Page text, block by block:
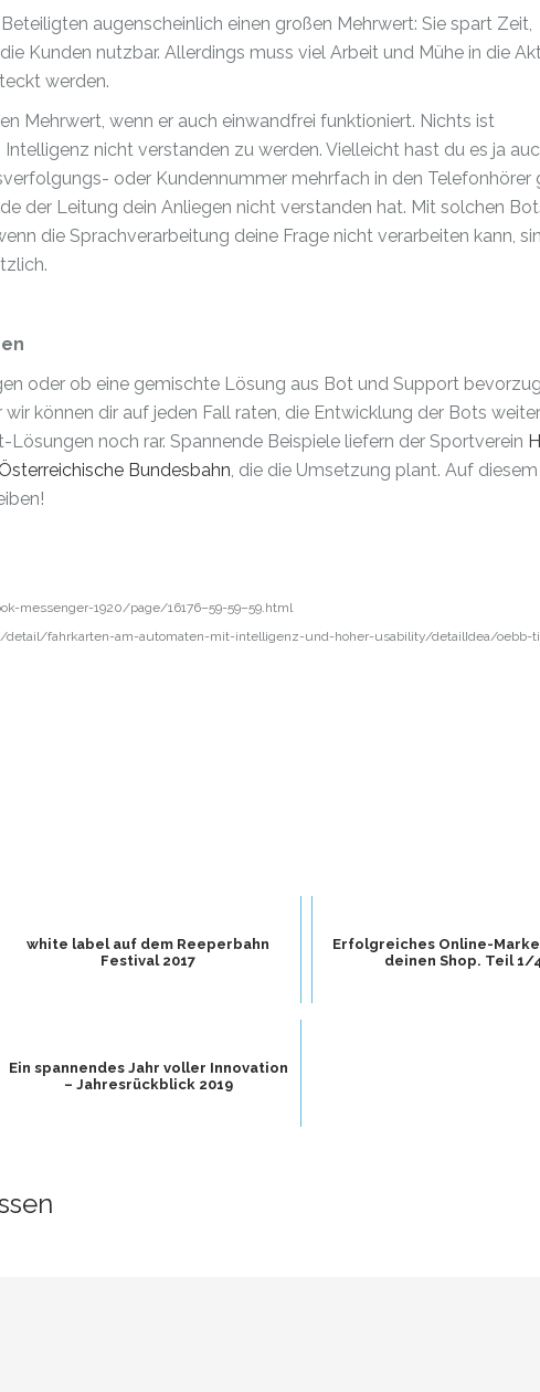
augenscheinlich einen großen Mehrwert: Sie spart Zeit,
Kunden nutzbar. Allerdings muss viel Arbeit und Mühe in die
werden.
Mehrwert, wenn er auch einwandfrei funktioniert. Nichts ist
nicht verstanden zu werden. Vielleicht hast du es ja
oder Kundennummer mehrfach in den Telefonhörer
der Leitung dein Anliegen nicht verstanden hat. Mit solchen
die Sprachverarbeitung deine Frage nicht verarbeiten kann,
oder ob eine gemischte Lösung aus Bot und Support
können dir auf jeden Fall raten, die Entwicklung der Bots
noch rar. Spannende Beispiele liefern der Sportverein
Österreichische Bundesbahn , die die Umsetzung plant. Auf
messenger-1920/page/16176–59-59–59.html
fahrkarten-am-automaten-mit-intelligenz-und-hoher-usability/detailIdea/oebb-
white label auf dem Reeperbahn
Festival 2017
Erfolgreiches Online-
deinen Shop. Teil 1/
Ein spannendes Jahr voller Innovation
– Jahresrückblick 2019